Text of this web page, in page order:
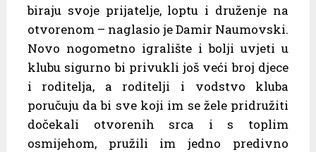
biraju svoje prijatelje, loptu i druženje na
otvorenom – naglasio je Damir Naumovski.
Novo nogometno igralište i bolji uvjeti u
klubu sigurno bi privukli još veći broj djece
i roditelja, a roditelji i vodstvo kluba
poručuju da bi sve koji im se žele pridružiti
dočekali otvorenih srca i s toplim
osmijehom, pružili im jedno predivno